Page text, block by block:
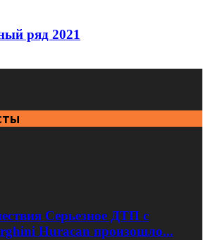
ряд 2021
Серьезное ДТП с
Huracan произошло...